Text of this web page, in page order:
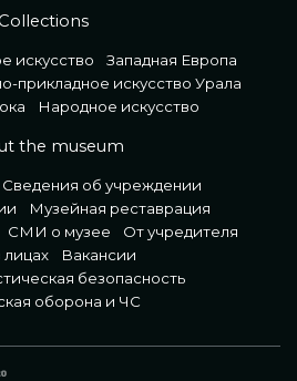
искусство
Западная Европа
прикладное искусство Урала
Народное искусство
the museum
Сведения об учреждении
Музейная реставрация
СМИ о музее
От учредителя
Вакансии
безопасность
оборона и ЧС